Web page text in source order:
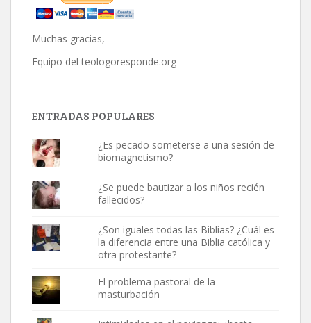
Muchas gracias,
Equipo del teologoresponde.org
ENTRADAS POPULARES
¿Es pecado someterse a una sesión de
biomagnetismo?
¿Se puede bautizar a los niños recién
fallecidos?
¿Son iguales todas las Biblias? ¿Cuál es
la diferencia entre una Biblia católica y
otra protestante?
El problema pastoral de la
masturbación